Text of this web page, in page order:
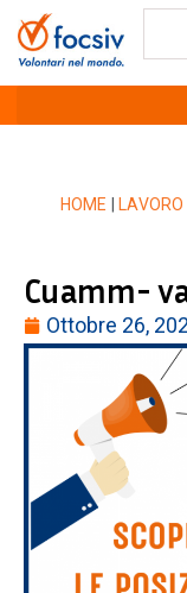
HOME LAVORO
Cuamm-
Ottobre 26,